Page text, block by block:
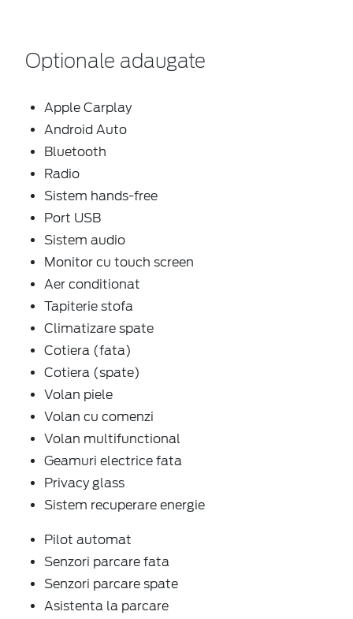
Optionale adaugate
Apple Carplay
Android Auto
Bluetooth
Radio
Sistem hands-free
Port USB
Sistem audio
Monitor cu touch screen
Aer conditionat
Tapiterie stofa
Climatizare spate
Cotiera (fata)
Cotiera (spate)
Volan piele
Volan cu comenzi
Volan multifunctional
Geamuri electrice fata
Privacy glass
Sistem recuperare energie
Pilot automat
Senzori parcare fata
Senzori parcare spate
Asistenta la parcare